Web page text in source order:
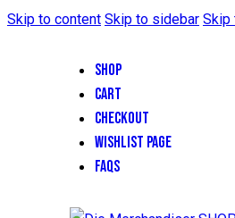
Skip to content Skip to sidebar Skip
SHOP
CART
CHECKOUT
WISHLIST PAGE
FAQS